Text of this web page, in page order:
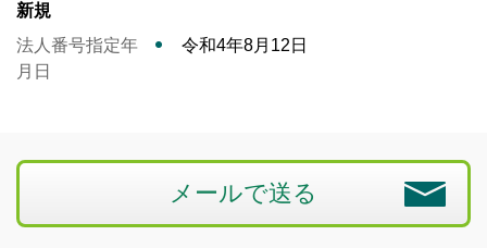
新規
法人番号指定年
月日
令和4年8月12日
メールで送る